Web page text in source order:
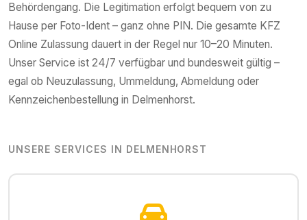
Behördengang. Die Legitimation erfolgt bequem von zu
Hause per Foto-Ident – ganz ohne PIN. Die gesamte KFZ
Online Zulassung dauert in der Regel nur 10–20 Minuten.
Unser Service ist 24/7 verfügbar und bundesweit gültig –
egal ob Neuzulassung, Ummeldung, Abmeldung oder
Kennzeichenbestellung in Delmenhorst.
UNSERE SERVICES IN DELMENHORST